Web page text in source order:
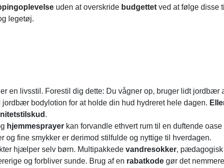
uden at overskride budgettet ved at følge disse
legetøj.
en livsstil. Forestil dig dette: Du vågner op, bruger lidt jordbær
bodylotion for at holde din hud hydreret hele dagen.
.
hjemmesprayer kan forvandle ethvert rum til en duftende
fine smykker er derimod stilfulde og nyttige til hverdagen.
hjælper selv børn. Multipakkede vandresokker, pædagogisk
og forbliver sunde. Brug af en rabatkode gør det